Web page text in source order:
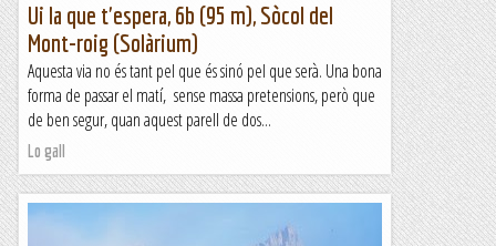
Ui la que t'espera, 6b (95 m), Sòcol del
Mont-roig (Solàrium)
Aquesta via no és tant pel que és sinó pel que serà. Una bona
forma de passar el matí, sense massa pretensions, però que
de ben segur, quan aquest parell de dos...
Lo gall